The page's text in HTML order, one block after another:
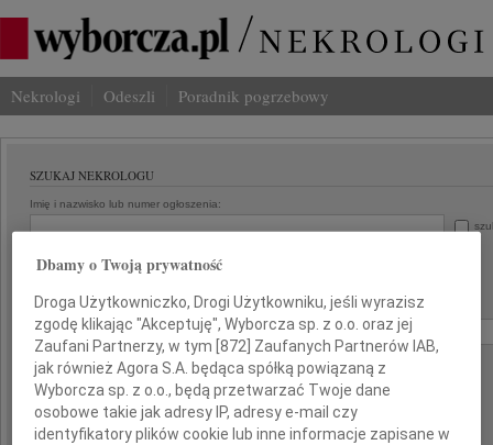
Nekrologi Odeszli Poradnik pogrzebowy
SZUKAJ NEKROLOGU
Imię i nazwisko lub numer ogłoszenia:
Miasto:
Data:
od: do:
Liczba wyników na stronie:
Dbamy o Twoją prywatność
Droga Użytkowniczko, Drogi Użytkowniku, jeśli wyrazisz
zgodę klikając "Akceptuję", Wyborcza sp. z o.o. oraz jej
Zaufani Partnerzy, w tym [872 ] Zaufanych Partnerów IAB,
jak również Agora S.A. będąca spółką powiązaną z
Wyborcza sp. z o.o., będą przetwarzać Twoje dane
osobowe takie jak adresy IP, adresy e-mail czy
identyfikatory plików cookie lub inne informacje zapisane w